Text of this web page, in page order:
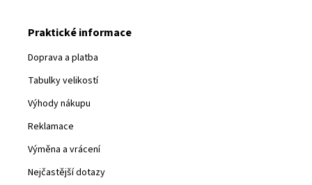
Praktické informace
Doprava a platba
Tabulky velikostí
Výhody nákupu
Reklamace
Výměna a vrácení
Nejčastější dotazy